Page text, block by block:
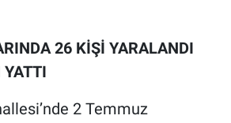
26 KİŞİ YARALANDI
2 Temmuz